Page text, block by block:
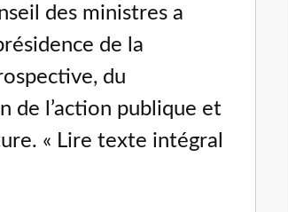
des ministres a
de la
du
de l’action publique et
« Lire texte intégral